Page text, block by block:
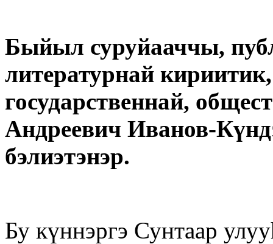
Быйыл суруйааччы,
литературнай
государственнай,
Андреевич Иванов-
бэлиэтэнэр.
Бу күннэргэ Сунтаар